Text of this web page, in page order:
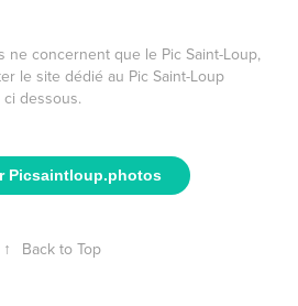
ne concernent que le Pic Saint-Loup,
le site dédié au Pic Saint-Loup
dessous.
Picsaintloup.photos
↑ Back to Top